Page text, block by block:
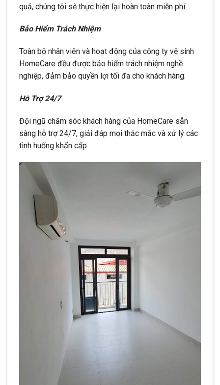
quả, chúng tôi sẽ thực hiện lại hoàn toàn miễn phí.
Bảo Hiểm Trách Nhiệm
Toàn bộ nhân viên và hoạt động của công ty vệ sinh
HomeCare đều được bảo hiểm trách nhiệm nghề
nghiệp, đảm bảo quyền lợi tối đa cho khách hàng.
Hỗ Trợ 24/7
Đội ngũ chăm sóc khách hàng của HomeCare sẵn
sàng hỗ trợ 24/7, giải đáp mọi thắc mắc và xử lý các
tình huống khẩn cấp.